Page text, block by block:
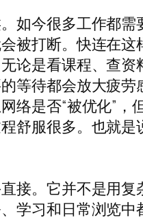
如今很多工作都需
被打断。快连在这
论是看课程、查资
等待都会放大疲劳
络是否“被优化”，
舒服很多。也就是
接。它并不是用复
学习和日常浏览中